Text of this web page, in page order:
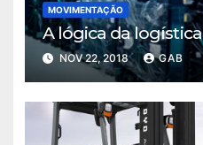
MOVIMENTAÇÃO
A lógica da logística
NOV 22, 2018 GAB